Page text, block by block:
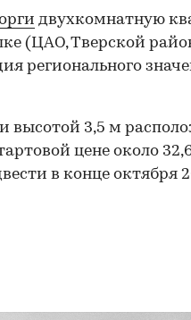
двухкомнатную
(ЦАО, Тверской
регионального
высотой 3,5 м
цене около
в конце октября